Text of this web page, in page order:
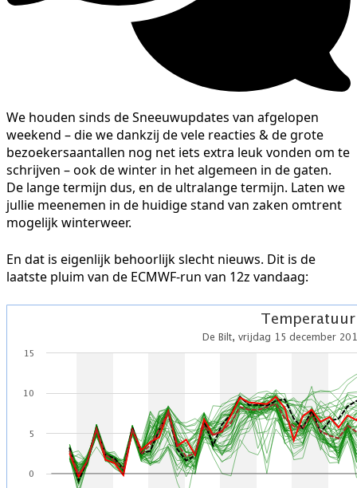
We houden sinds de Sneeuwupdates van afgelopen
weekend – die we dankzij de vele reacties & de grote
bezoekersaantallen nog net iets extra leuk vonden om te
schrijven – ook de winter in het algemeen in de gaten.
De lange termijn dus, en de ultralange termijn. Laten we
jullie meenemen in de huidige stand van zaken omtrent
mogelijk winterweer.
En dat is eigenlijk behoorlijk slecht nieuws. Dit is de
laatste pluim van de ECMWF-run van 12z vandaag: